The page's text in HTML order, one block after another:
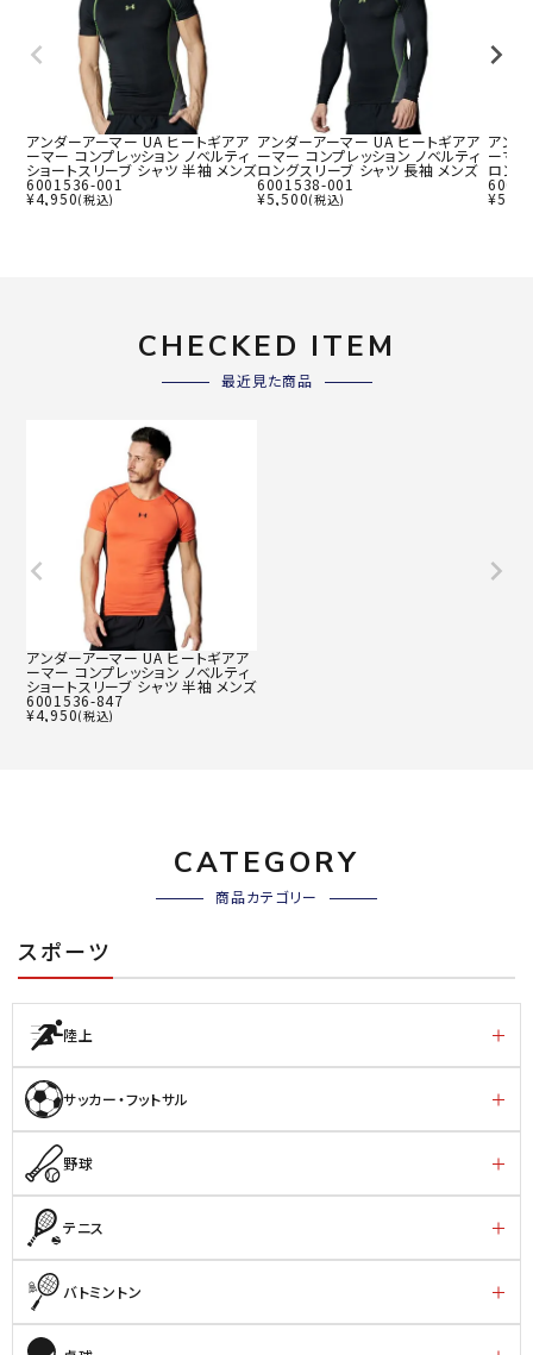
アンダーアーマー UA ヒートギアア
ーマー コンプレッション ノベルティ
ショートスリーブ シャツ 半袖 メンズ
6001536-001
¥4,950(税込)
アンダーアーマー UA ヒートギアア
ーマー コンプレッション ノベルティ
ロングスリーブ シャツ 長袖 メンズ
6001538-001
¥5,500(税込)
アン
ーマ
ロン
¥
CHECKED ITEM
最近見た商品
アンダーアーマー UA ヒートギアア
ーマー コンプレッション ノベルティ
ショートスリーブ シャツ 半袖 メンズ
6001536-847
¥4,950(税込)
CATEGORY
商品カテゴリー
スポーツ
陸上
サッカー・フットサル
野球
テニス
バトミントン